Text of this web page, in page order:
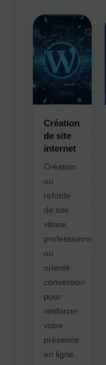
Création
de site
internet
Création
ou
refonte
de site
vitrine,
professionnel
ou
orienté
conversion
pour
renforcer
votre
présence
en ligne.